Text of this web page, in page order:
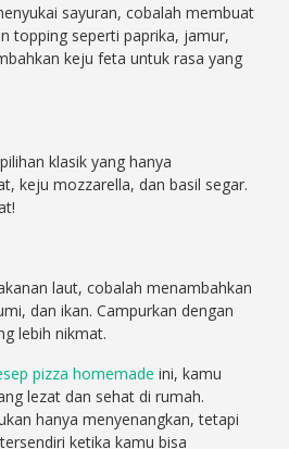
sayuran, cobalah membuat
topping seperti paprika, jamur,
keju feta untuk rasa yang
klasik yang hanya
keju mozzarella, dan basil segar.
laut, cobalah menambahkan
dan ikan. Campurkan dengan
lebih nikmat.
pizza homemade ini, kamu
lezat dan sehat di rumah.
hanya menyenangkan, tetapi
ketika kamu bisa